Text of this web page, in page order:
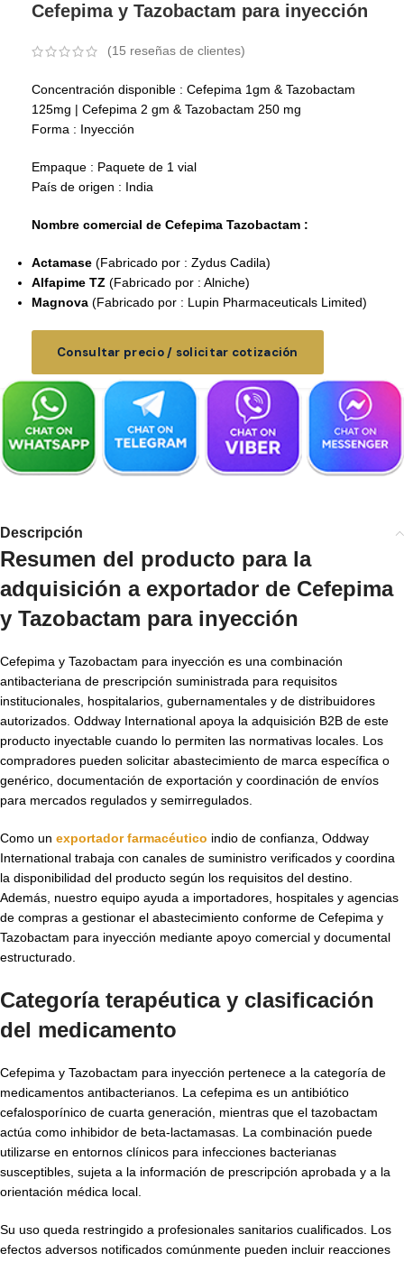
Cefepima y Tazobactam para inyección
(15 reseñas de clientes)
Concentración disponible : Cefepima 1gm & Tazobactam
125mg | Cefepima 2 gm & Tazobactam 250 mg
Forma : Inyección
Empaque : Paquete de 1 vial
País de origen : India
Nombre comercial de Cefepima Tazobactam :
Actamase (Fabricado por : Zydus Cadila)
Alfapime TZ (Fabricado por : Alniche)
Magnova (Fabricado por : Lupin Pharmaceuticals Limited)
Consultar precio / solicitar cotización
Descripción
Resumen del producto para la
adquisición a exportador de Cefepima
y Tazobactam para inyección
Cefepima y Tazobactam para inyección es una combinación
antibacteriana de prescripción suministrada para requisitos
institucionales, hospitalarios, gubernamentales y de distribuidores
autorizados. Oddway International apoya la adquisición B2B de este
producto inyectable cuando lo permiten las normativas locales. Los
compradores pueden solicitar abastecimiento de marca específica o
genérico, documentación de exportación y coordinación de envíos
para mercados regulados y semirregulados.
Como un exportador farmacéutico indio de confianza, Oddway
International trabaja con canales de suministro verificados y coordina
la disponibilidad del producto según los requisitos del destino.
Además, nuestro equipo ayuda a importadores, hospitales y agencias
de compras a gestionar el abastecimiento conforme de Cefepima y
Tazobactam para inyección mediante apoyo comercial y documental
estructurado.
Categoría terapéutica y clasificación
del medicamento
Cefepima y Tazobactam para inyección pertenece a la categoría de
medicamentos antibacterianos. La cefepima es un antibiótico
cefalosporínico de cuarta generación, mientras que el tazobactam
actúa como inhibidor de beta-lactamasas. La combinación puede
utilizarse en entornos clínicos para infecciones bacterianas
susceptibles, sujeta a la información de prescripción aprobada y a la
orientación médica local.
Su uso queda restringido a profesionales sanitarios cualificados. Los
efectos adversos notificados comúnmente pueden incluir reacciones